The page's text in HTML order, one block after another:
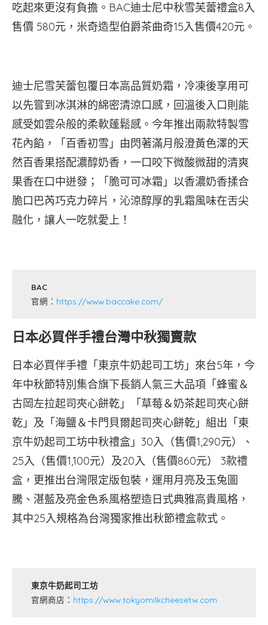
吃起來更沒有負擔。BAC迪士尼中秋雪芙蕾禮盒8入
售價 580元，米奇造型伯爵茶曲奇15入售價420元。
迪士尼雪芙蕾包覆日本高品質奶霜，冷凍後享用可
以先嘗到冰淇淋的綿密清涼口感，回溫後入口則能
感受如雲朵般的柔軟蓬鬆感。今年推出兩款特製雪
花內餡，「百香初雪」由閃著滿月般澄黃色澤的天
然百香果搭配濃醇奶香，一口咬下微酸微甜的清爽
果香在口中迸發；「脆可可冰霜」以香濃奶香揉合
脆口巴芮巧克力碎片，沁涼醇厚的乳霜風味在舌尖
融化，讓人一吃就愛上！
BAC
官網： https://www.baccake.com/
日本必買伴手禮台灣中秋獨賣款
日本必買伴手禮「東京牛奶起司工坊」來台5年，今
年中秋節特別集合旗下長銷人氣三大品項「蜂蜜＆
古岡左拉起司夾心餅乾」「草莓＆奶茶起司夾心餅
乾」及「海鹽＆卡門貝爾起司夾心餅乾」組出「東
京牛奶起司工坊中秋禮盒」30入（售價1,290元）、
25入（售價1,100元）及20入（售價860元） 3款禮
盒，更推出台灣限定版包裝，運用月亮及玉兔圖
騰、湛藍及亮金色系風格塑造日式典雅高貴風格，
其中25入規格為台灣獨家推出秋節禮盒款式。
東京牛奶起司工坊
官網商店： https://www.tokyomilkcheesetw.com